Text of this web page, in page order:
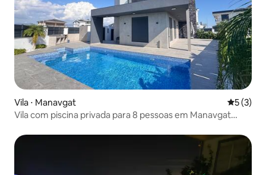
Vila ⋅ Manavgat 5 de
5 (3)
Vila com piscina privada para 8 pessoas em Manavgat